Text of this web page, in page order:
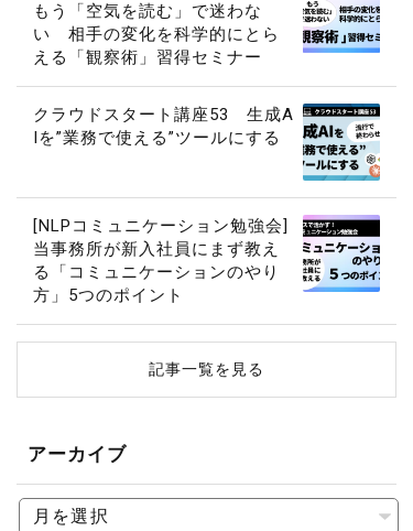
もう「空気を読む」で迷わな
い 相手の変化を科学的にとら
える「観察術」習得セミナー
クラウドスタート講座53 生成A
Iを”業務で使える”ツールにする
[NLPコミュニケーション勉強会]
当事務所が新入社員にまず教え
る「コミュニケーションのやり
方」5つのポイント
記事一覧を見る
アーカイブ